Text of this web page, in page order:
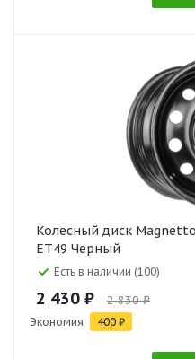
Колесный диск
ET49 Черный
Есть в наличии (100)
2 430 ₽ 2 830 ₽
Экономия 400 ₽